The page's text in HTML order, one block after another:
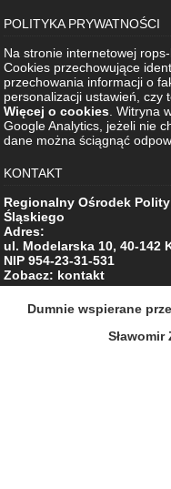
POLITYKA PRYWATNOŚCI
Na stronie internetowej
Cookies przechowujące
przechowania informacji o
personalizacji ustawień, czy
Więcej o cookies . Witryna
Google Analytics, jeżeli nie
dane można ściągnąć
KONTAKT
Regionalny Ośrodek
Śląskiego
Adres:
ul. Modelarska 10, 40-142
NIP 954-23-31-531
Zobacz: kontakt
Dumnie wspierane